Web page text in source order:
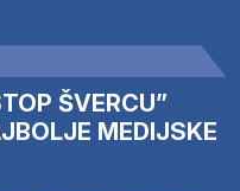
ŠVERCU”
MEDIJSKE